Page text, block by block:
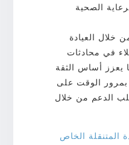
الصحية
خلال العيادة
في محادثات
يعزز أساس الثقة
الوقت على
الدعم من خلال
المتنقلة الخاص